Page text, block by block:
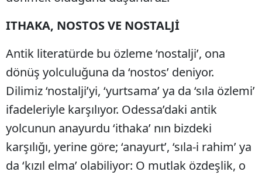
ITHAKA, NOSTOS VE NOSTALJİ
Antik literatürde bu özleme ‘nostalji’, ona
dönüş yolculuğuna da ‘nostos’ deniyor.
Dilimiz ‘nostalji’yi, ‘yurtsama’ ya da ‘sıla özlemi’
ifadeleriyle karşılıyor. Odessa’daki antik
yolcunun anayurdu ‘ithaka’ nın bizdeki
karşılığı, yerine göre; ‘anayurt’, ‘sıla-i rahim’ ya
da ‘kızıl elma’ olabiliyor: O mutlak özdeşlik, o